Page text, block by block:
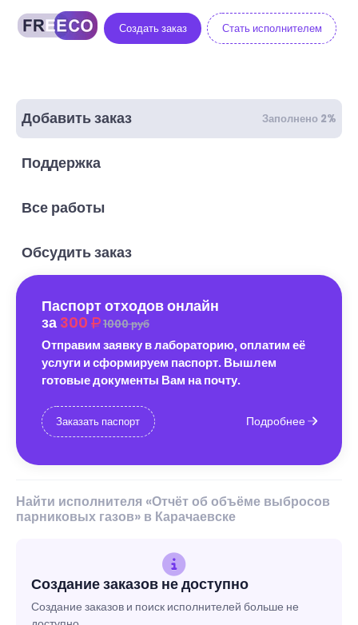
Создать заказ Стать исполнителем
Добавить заказ Заполнено 2%
Поддержка
Все работы
Обсудить заказ
Паспорт отходов онлайн
за 300 1000 руб
Отправим заявку в лабораторию, оплатим её
услуги и сформируем паспорт. Вышлем
готовые документы Вам на почту.
Заказать паспорт Подробнее
Найти исполнителя «Отчёт об объёме выбросов
парниковых газов» в Карачаевске
Создание заказов не доступно
Создание заказов и поиск исполнителей больше не